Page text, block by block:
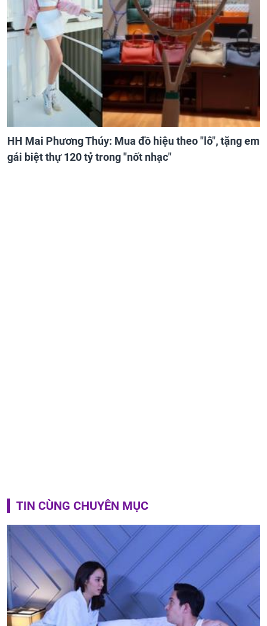
HH Mai Phương Thúy: Mua đồ hiệu theo "lô", tặng em
gái biệt thự 120 tỷ trong "nốt nhạc"
TIN CÙNG CHUYÊN MỤC